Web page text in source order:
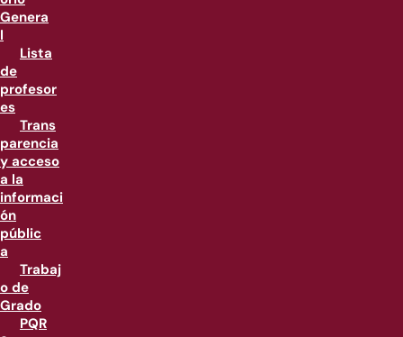
Genera
l
Lista
de
profesor
es
Trans
parencia
y acceso
a la
informaci
ón
públic
a
Trabaj
o de
Grado
PQR